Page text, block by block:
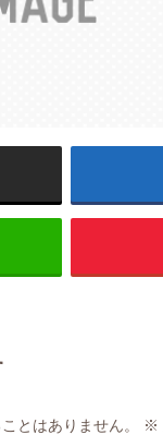
とはありません。 ※